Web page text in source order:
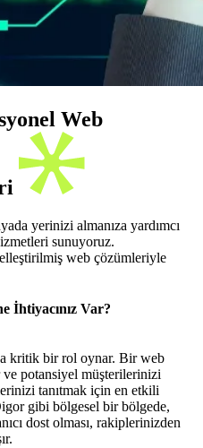
Web
yerinizi almanıza yardımcı
sunuyoruz.
web çözümleriyle
İhtiyacınız Var?
kritik bir rol oynar. Bir web
potansiyel müşterilerinizi
tanıtmak için en etkili
gibi bölgesel bir bölgede,
dost olması, rakiplerinizden